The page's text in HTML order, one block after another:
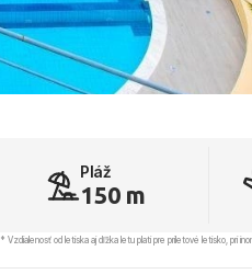
Pláž
150 m
* Vzdialenosť od letiska aj dľžka letu platí pre príletové letisko, pri